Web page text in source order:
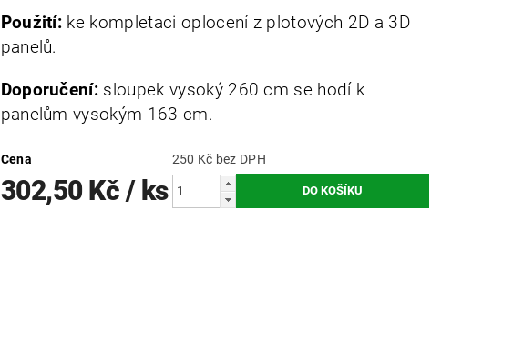
Použití: ke kompletaci oplocení z plotových 2D a 3D
panelů.
Doporučení: sloupek vysoký 260 cm se hodí k
panelům vysokým 163 cm.
Cena 250 Kč bez DPH
302,50 Kč / ks